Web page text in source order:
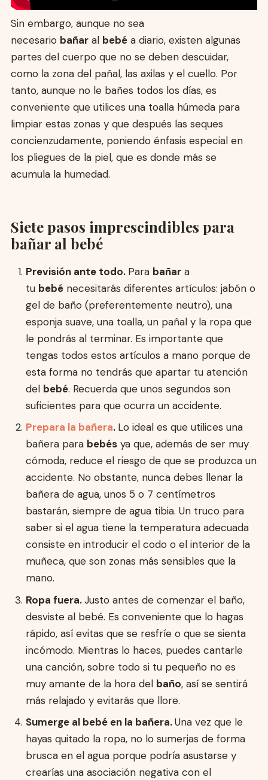
Sin embargo, aunque no sea
necesario bañaral bebéa diario, existen algunas
partes del cuerpo que no se deben descuidar,
como la zona del pañal, las axilas y el cuello. Por
tanto, aunque no le bañes todos los días, es
conveniente que utilices una toalla húmeda para
limpiar estas zonas y que después las seques
concienzudamente, poniendo énfasis especial en
los pliegues de la piel, que es donde más se
acumula la humedad.
Siete pasos imprescindibles para
bañar al bebé
Previsión ante todo. Para bañar a
tu bebé necesitarás diferentes artículos: jabón o
gel de baño (preferentemente neutro), una
esponja suave, una toalla, un pañal y la ropa que
le pondrás al terminar. Es importante que
tengas todos estos artículos a mano porque de
esta forma no tendrás que apartar tu atención
del bebé. Recuerda que unos segundos son
suficientes para que ocurra un accidente.
Prepara la bañera. Lo ideal es que utilices una
bañera para bebés ya que, además de ser muy
cómoda, reduce el riesgo de que se produzca un
accidente. No obstante, nunca debes llenar la
bañera de agua, unos 5 o 7 centímetros
bastarán, siempre de agua tibia. Un truco para
saber si el agua tiene la temperatura adecuada
consiste en introducir el codo o el interior de la
muñeca, que son zonas más sensibles que la
mano.
Ropa fuera.Justo antes de comenzar el baño,
desviste al bebé. Es conveniente que lo hagas
rápido, así evitas que se resfríe o que se sienta
incómodo. Mientras lo haces, puedes cantarle
una canción, sobre todo si tu pequeño no es
muy amante de la hora del baño, así se sentirá
más relajado y evitarás que llore.
Sumerge al bebé en la bañera.Una vez que le
hayas quitado la ropa, no lo sumerjas de forma
brusca en el agua porque podría asustarse y
crearías una asociación negativa con el